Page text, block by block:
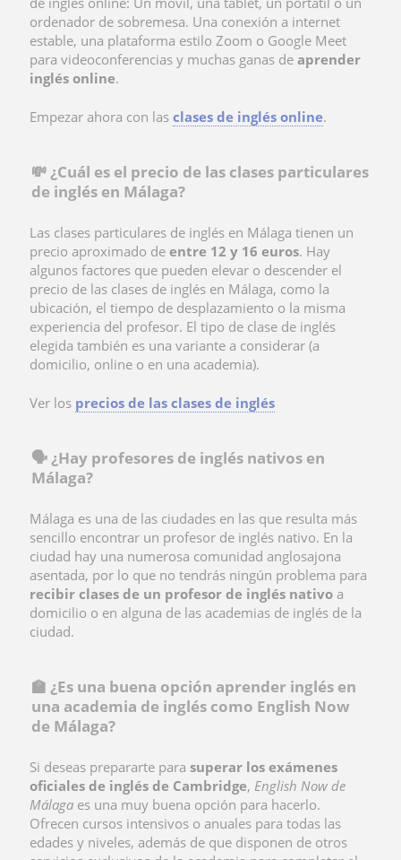
ordenador de sobremesa. Una conexión a internet
estable, una plataforma estilo Zoom o Google Meet
para videoconferencias y muchas ganas de aprender
inglés online.
Empezar ahora con las clases de inglés online.
💸 ¿Cuál es el precio de las clases particulares
de inglés en Málaga?
Las clases particulares de inglés en Málaga tienen un
precio aproximado de entre 12 y 16 euros. Hay
algunos factores que pueden elevar o descender el
precio de las clases de inglés en Málaga, como la
ubicación, el tiempo de desplazamiento o la misma
experiencia del profesor. El tipo de clase de inglés
elegida también es una variante a considerar (a
domicilio, online o en una academia).
Ver los precios de las clases de inglés
🗣️ ¿Hay profesores de inglés nativos en
Málaga?
Málaga es una de las ciudades en las que resulta más
sencillo encontrar un profesor de inglés nativo. En la
ciudad hay una numerosa comunidad anglosajona
asentada, por lo que no tendrás ningún problema para
recibir clases de un profesor de inglés nativo a
domicilio o en alguna de las academias de inglés de la
ciudad.
🏫 ¿Es una buena opción aprender inglés en
una academia de inglés como English Now
de Málaga?
Si deseas prepararte para superar los exámenes
oficiales de inglés de Cambridge, English Now de
Málaga es una muy buena opción para hacerlo.
Ofrecen cursos intensivos o anuales para todas las
edades y niveles, además de que disponen de otros